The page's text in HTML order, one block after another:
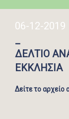
06-12-2019
_
ΔΕΛΤΙΟ
ΕΚΚΛΗΣΙΑ
Δείτε το αρχείο